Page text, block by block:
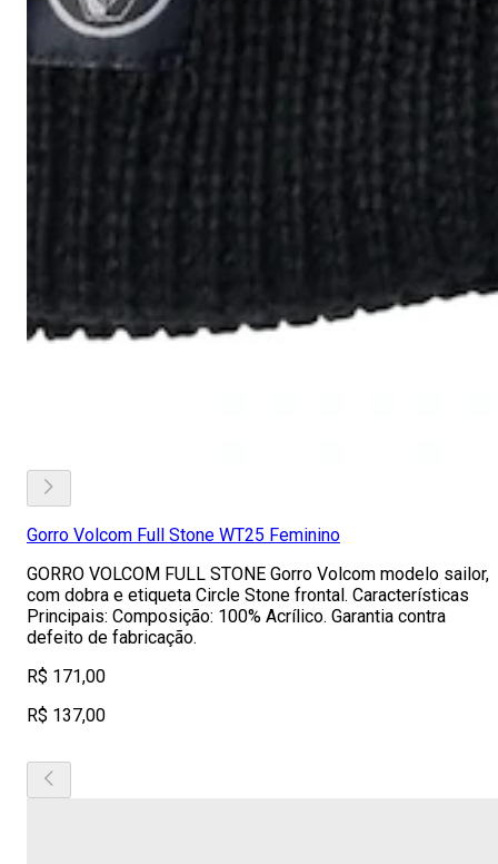
Gorro Volcom Full Stone WT25 Feminino
GORRO VOLCOM FULL STONE Gorro Volcom modelo sailor,
com dobra e etiqueta Circle Stone frontal. Características
Principais: Composição: 100% Acrílico. Garantia contra
defeito de fabricação.
R$ 171,00
R$ 137,00